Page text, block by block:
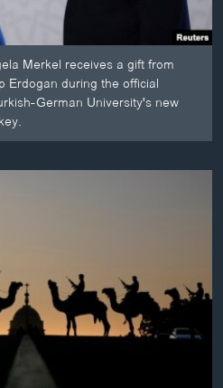
Merkel receives a gift from
Erdogan during the official
German University's new